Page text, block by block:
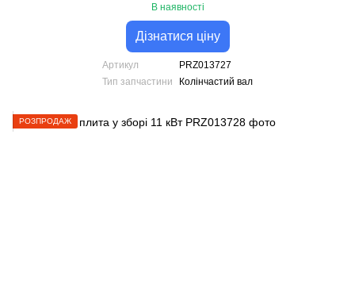
В наявності
Дізнатися ціну
Артикул
PRZ013727
Тип запчастини
Колінчастий вал
РОЗПРОДАЖ